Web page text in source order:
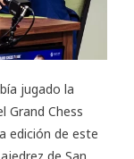
jugado la
Grand Chess
edición de este